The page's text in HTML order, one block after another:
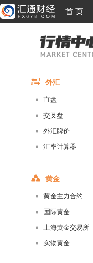
首 页
外汇
直盘
交叉盘
外汇牌价
汇率计算器
黄金
黄金主力合约
国际黄金
上海黄金交易所
实物黄金